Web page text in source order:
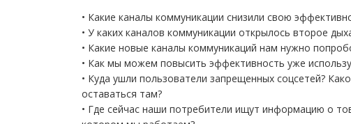
• Какие каналы коммуникации снизили свою
• У каких каналов коммуникации открылось второе
• Какие новые каналы коммуникаций нам нужно
• Как мы можем повысить эффективность уже
• Куда ушли пользователи запрещенных соцсетей?
оставаться там?
• Где сейчас наши потребители ищут информацию о